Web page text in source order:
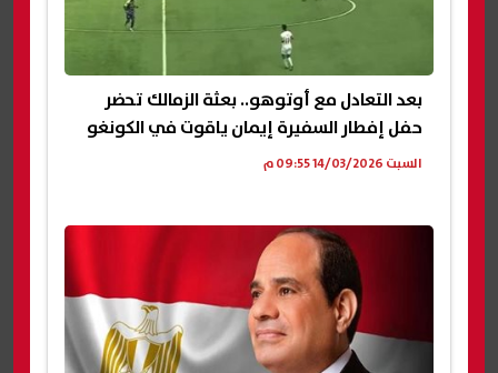
بعد التعادل مع أوتوهو.. بعثة الزمالك تحضر
حفل إفطار السفيرة إيمان ياقوت في الكونغو
السبت 14/03/2026 09:55 م